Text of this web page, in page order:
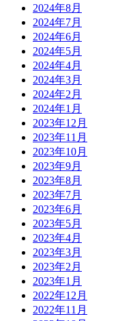
2024年8月
2024年7月
2024年6月
2024年5月
2024年4月
2024年3月
2024年2月
2024年1月
2023年12月
2023年11月
2023年10月
2023年9月
2023年8月
2023年7月
2023年6月
2023年5月
2023年4月
2023年3月
2023年2月
2023年1月
2022年12月
2022年11月